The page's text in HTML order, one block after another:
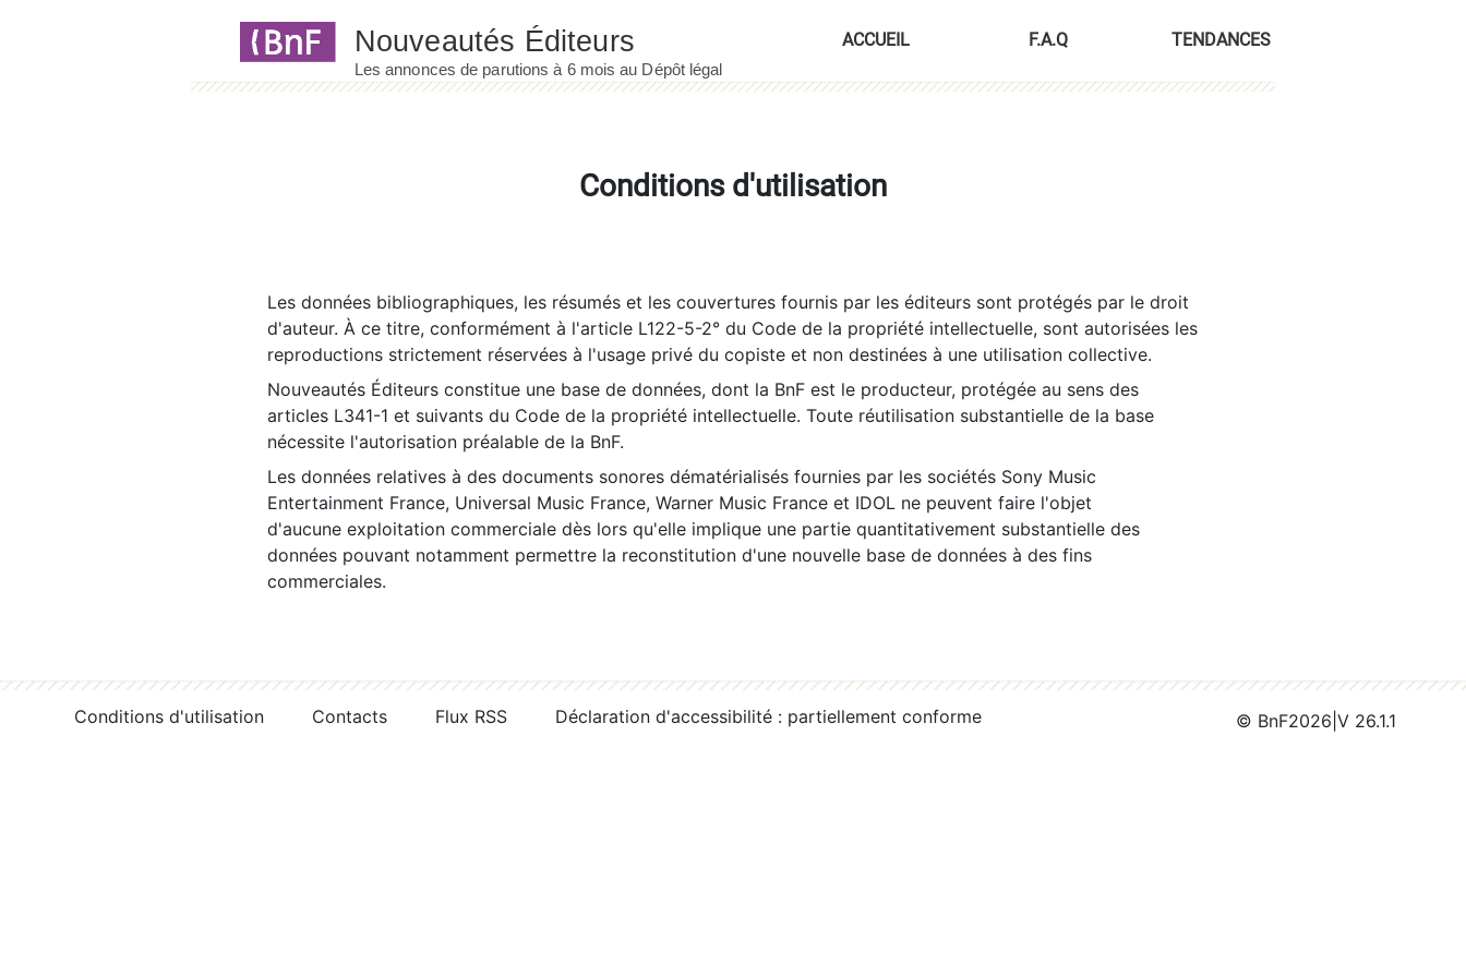
ACCUEIL F.A.Q TENDANCES
Conditions d'utilisation
Les données bibliographiques, les résumés et les couvertures fournis par les éditeurs sont protégés par le droit
d'auteur. À ce titre, conformément à l'article L122-5-2° du Code de la propriété intellectuelle, sont autorisées les
reproductions strictement réservées à l'usage privé du copiste et non destinées à une utilisation collective.
Nouveautés Éditeurs constitue une base de données, dont la BnF est le producteur, protégée au sens des
articles L341-1 et suivants du Code de la propriété intellectuelle. Toute réutilisation substantielle de la base
nécessite l'autorisation préalable de la BnF.
Les données relatives à des documents sonores dématérialisés fournies par les sociétés Sony Music
Entertainment France, Universal Music France, Warner Music France et IDOL ne peuvent faire l'objet
d'aucune exploitation commerciale dès lors qu'elle implique une partie quantitativement substantielle des
données pouvant notamment permettre la reconstitution d'une nouvelle base de données à des fins
commerciales.
Conditions d'utilisation Contacts Flux RSS Déclaration d'accessibilité : partiellement conforme © BnF2026 V 26.1.1